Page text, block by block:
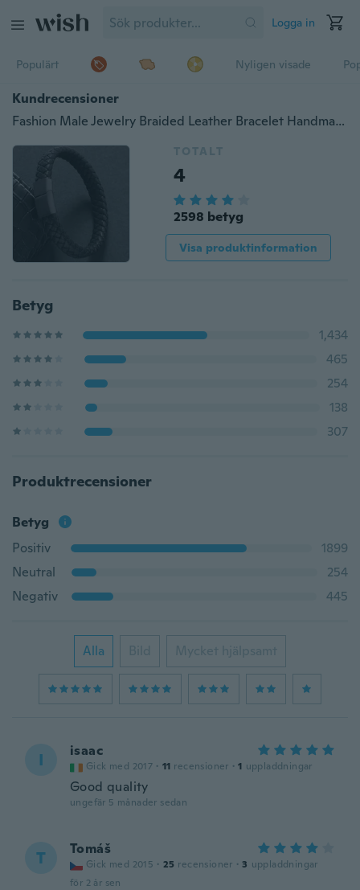
Logga in
Populärt Nyligen visade
Kundrecensioner
Fashion Male Jewelry Braided Leather Bracelet Handmade Bracelet Black Stainless Steel Magnetic Clasps Men Wrist Band Gifts
TOTALT
4
2598 betyg
Visa produktinformation
Betyg
1,434
465
254
138
307
Produktrecensioner
Betyg
Positiv
1899
Neutral
254
Negativ
445
Alla Bild Mycket hjälpsamt
I isaac
Gick med 2017 · 11 recensioner · 1 uppladdningar
Good quality
ungefär 5 månader sedan
T Tomáš
Gick med 2015 · 25 recensioner · 3 uppladdningar
för 2 år sen